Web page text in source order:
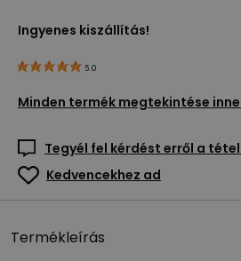
Ingyenes kiszállítás!
5.0
Minden termék megtekintése
Tegyél fel kérdést erről a
Kedvencekhez ad
Termékleírás